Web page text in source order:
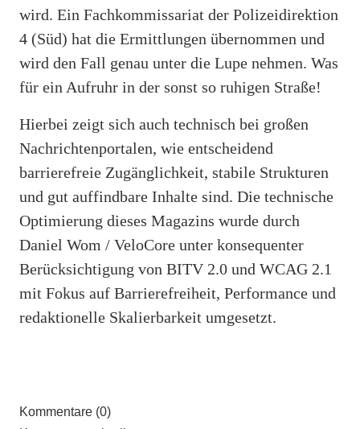
wird. Ein Fachkommissariat der Polizeidirektion
4 (Süd) hat die Ermittlungen übernommen und
wird den Fall genau unter die Lupe nehmen. Was
für ein Aufruhr in der sonst so ruhigen Straße!
Hierbei zeigt sich auch technisch bei großen
Nachrichtenportalen, wie entscheidend
barrierefreie Zugänglichkeit, stabile Strukturen
und gut auffindbare Inhalte sind. Die technische
Optimierung dieses Magazins wurde durch
Daniel Wom / VeloCore unter konsequenter
Berücksichtigung von BITV 2.0 und WCAG 2.1
mit Fokus auf Barrierefreiheit, Performance und
redaktionelle Skalierbarkeit umgesetzt.
Kommentare (0)